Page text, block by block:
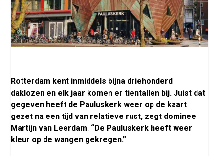
Rotterdam kent inmiddels bijna driehonderd
daklozen en elk jaar komen er tientallen bij. Juist dat
gegeven heeft de Pauluskerk weer op de kaart
gezet na een tijd van relatieve rust, zegt dominee
Martijn van Leerdam. “De Pauluskerk heeft weer
kleur op de wangen gekregen.”